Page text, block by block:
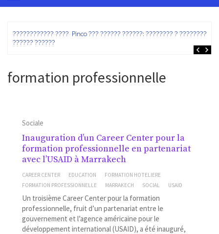
???????????? ???? Pinco ??? ?????? ??????: ???????? ? ???????? ?
?????? ??????
formation professionnelle
Sociale
Inauguration d’un Career Center pour la
formation professionnelle en partenariat
avec l’USAID à Marrakech
CAREER CENTER EDUCATION
FORMATION HOTELIERE
FORMATION PROFESSIONNELLE
MARRAKECH SOCIAL USAID
Un troisième Career Center pour la formation
professionnelle, fruit d’un partenariat entre le
gouvernement et l’agence américaine pour le
développement international (USAID), a été inauguré,